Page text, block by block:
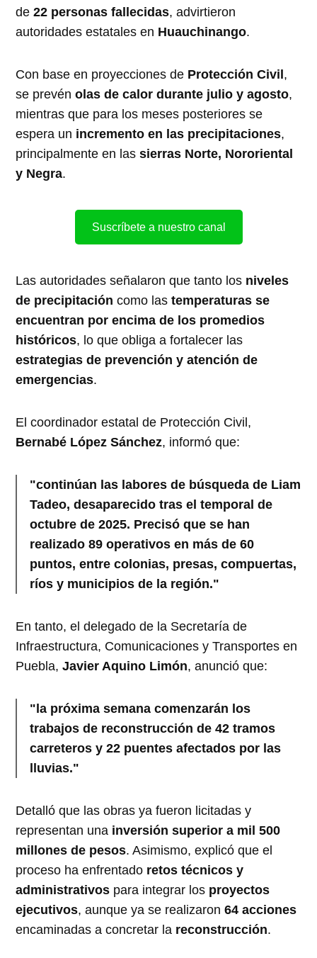
de22 personas fallecidas, advirtieron
autoridades estatales en Huauchinango.
Con base en proyecciones de Protección Civil,
se prevénolas de calor durante julio y agosto,
mientras que para los meses posteriores se
espera un incremento en las precipitaciones,
principalmente en lassierras Norte, Nororiental
y Negra.
Suscríbete a nuestro canal
Las autoridades señalaron que tanto los niveles
de precipitación como lastemperaturas se
encuentran por encima de los promedios
históricos, lo que obliga a fortalecer las
estrategias de prevención y atención de
emergencias.
El coordinador estatal de Protección Civil,
Bernabé López Sánchez, informó que:
"continúan las labores de búsqueda de Liam
Tadeo, desaparecido tras el temporal de
octubre de 2025. Precisó que se han
realizado 89 operativos en más de 60
puntos, entre colonias, presas, compuertas,
ríos y municipios de la región."
En tanto, el delegado de la Secretaría de
Infraestructura, Comunicaciones y Transportes en
Puebla,Javier Aquino Limón, anunció que:
"la próxima semana comenzarán los
trabajos de reconstrucción de 42 tramos
carreteros y 22 puentes afectados por las
lluvias."
Detalló que las obras ya fueron licitadas y
representan una inversión superior a mil 500
millones de pesos. Asimismo, explicó que el
proceso ha enfrentado retos técnicos y
administrativos para integrar los proyectos
ejecutivos, aunque ya se realizaron64 acciones
encaminadas a concretar la reconstrucción.